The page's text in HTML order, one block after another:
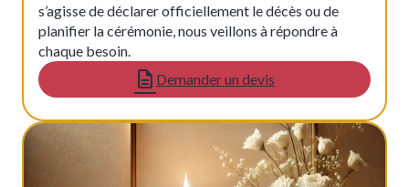
s’agisse de déclarer officiellement le décès ou de
planifier la cérémonie, nous veillons à répondre à
chaque besoin.
Demander un devis